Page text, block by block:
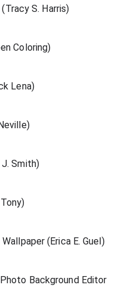
S. Harris)
Coloring)
Lena)
J. Smith)
(Erica E. Guel)
Background Editor